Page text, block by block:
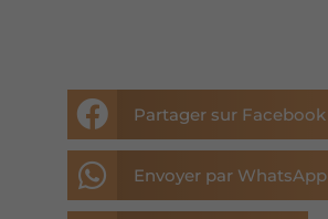
 Partager sur Facebook
 Envoyer par WhatsApp